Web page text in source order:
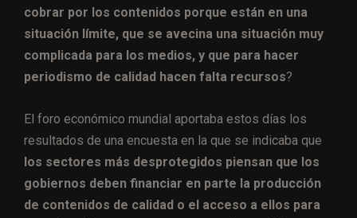
cobrar por los contenidos porque están en una
situación límite, que se avecina una situación muy
complicada para los medios, y que para hacer
periodismo de calidad hacen falta recursos?
El foro económico mundial aportaba estos días los
resultados de una encuesta en la que se indicaba que
los sectores más desprotegidos piensan que los
gobiernos deben financiar en parte la producción
de contenidos de calidad o el acceso a ellos para